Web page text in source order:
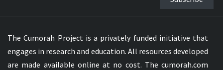
The Cumorah Project is a privately funded initiative that
engages in research and education. All resources developed
are made available online at no cost. The cumorah.com